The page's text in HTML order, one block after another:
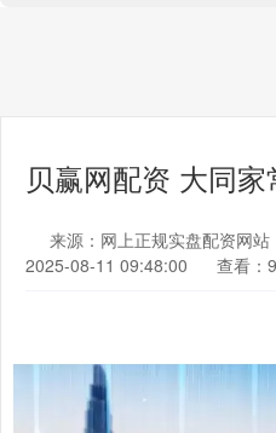
贝赢网配资 大同
来源：网上正规实盘配资网站
2025-08-11 09:48:00
查看：